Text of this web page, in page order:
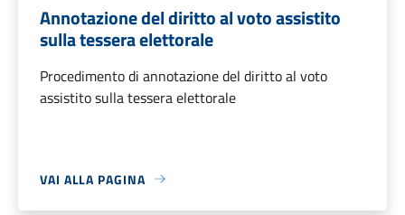
Annotazione del diritto al voto assistito
sulla tessera elettorale
Procedimento di annotazione del diritto al voto
assistito sulla tessera elettorale
VAI ALLA PAGINA